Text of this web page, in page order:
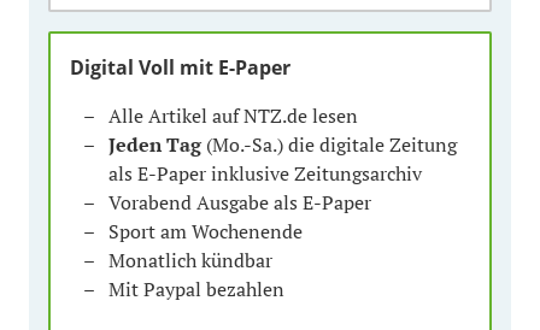
Digital Voll mit E-Paper
Alle Artikel auf NTZ.de lesen
Jeden Tag(Mo.-Sa.) die digitale Zeitung
als E-Paper inklusive Zeitungsarchiv
Vorabend Ausgabe als E-Paper
Sport am Wochenende
Monatlich kündbar
Mit Paypal bezahlen